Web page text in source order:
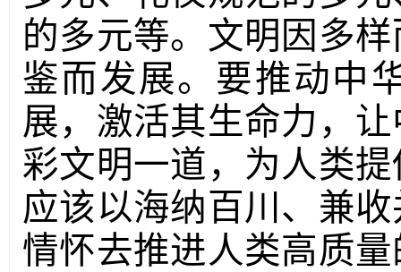
的多元等。文明因多
鉴而发展。要推动中
展，激活其生命力，
彩文明一道，为人类
应该以海纳百川、兼
情怀去推进人类高质